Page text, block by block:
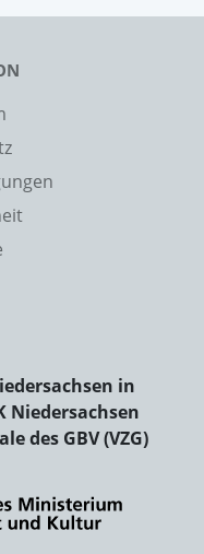
in
Niedersachsen
des GBV (VZG)